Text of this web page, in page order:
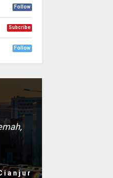
Follow
Subcribe
Follow